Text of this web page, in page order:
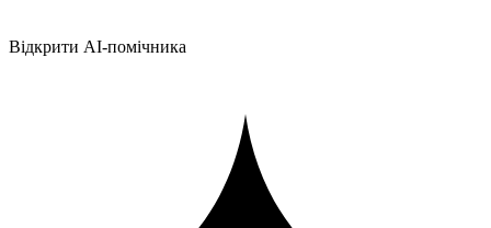
Відкрити AI-помічника